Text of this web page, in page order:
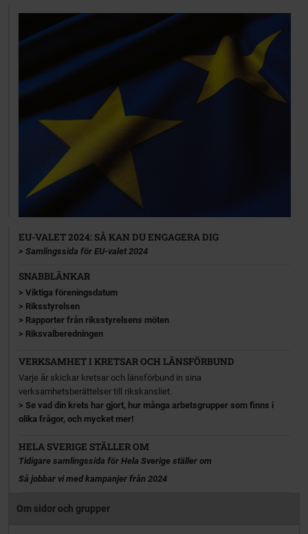
EU-VALET 2024: SÅ KAN DU ENGAGERA DIG
> Samlingssida för EU-valet 2024
SNABBLÄNKAR
>Viktiga föreningsdatum
> Riksstyrelsen
> Rapporter från riksstyrelsens möten
> Riksvalberedningen
VERKSAMHET I KRETSAR OCH LÄNSFÖRBUND
Varje år skickar kretsar och länsförbund in sina
verksamhetsberättelser till rikskansliet.
> Se vad din krets har gjort, hur många arbetsgrupper som finns i
olika frågor, och mycket mer!
HELA SVERIGE STÄLLER OM
Tidigare samlingssida för Hela Sverige ställer om
Så jobbar vi med kampanjer från 2024
Om sidor och grupper